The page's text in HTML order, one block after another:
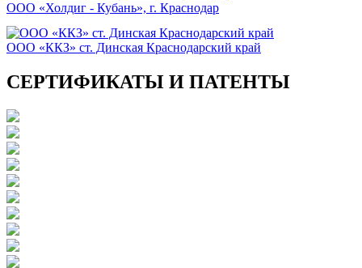
ООО «Холдиг - Кубань», г. Краснодар
ООО «ККЗ» ст. Динская Краснодарский край
СЕРТИФИКАТЫ И ПАТЕНТЫ